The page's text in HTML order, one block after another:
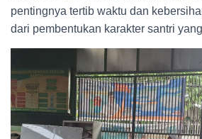
pentingnya tertib waktu dan
dari pembentukan karakter santri